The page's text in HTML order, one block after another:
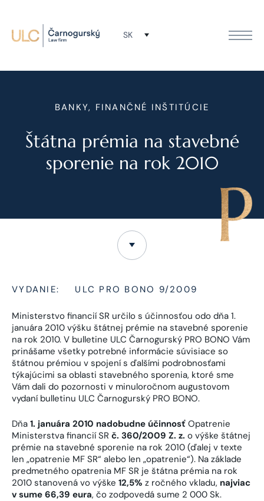
SK
BANKY, FINANČNÉ INŠTITÚCIE
Štátna prémia na stavebné
sporenie na rok 2010
VYDANIE: ULC PRO BONO 9/2009
Ministerstvo financií SR určilo s účinnosťou odo dňa 1.
januára 2010 výšku štátnej prémie na stavebné sporenie
na rok 2010. V bulletine ULC Čarnogurský PRO BONO Vám
prinášame všetky potrebné informácie súvisiace so
štátnou prémiou v spojení s ďalšími podrobnosťami
týkajúcimi sa oblasti stavebného sporenia, ktoré sme
Vám dali do pozornosti v minuloročnom augustovom
vydaní bulletinu ULC Čarnogurský PRO BONO.
Dňa 1. januára 2010 nadobudne účinnosť Opatrenie
Ministerstva financií SR č. 360/2009 Z. z. o výške štátnej
prémie na stavebné sporenie na rok 2010 (ďalej v texte
len „opatrenie MF SR“ alebo len „opatrenie“). Na základe
predmetného opatrenia MF SR je štátna prémia na rok
2010 stanovená vo výške 12,5% z ročného vkladu, najviac
v sume 66,39 eura, čo zodpovedá sume 2 000 Sk.